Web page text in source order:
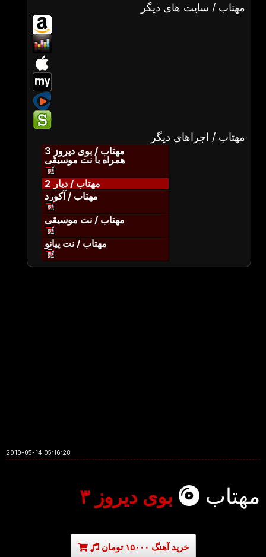
مهتاب / سایت های دیگر
مهتاب / اجراهای دیگر
مهتاب / بوی دیروز 3
همراه با نت موسیقی
مهتاب / دیار 2
مهتاب / آکورد
مهتاب / نت موسیقی
مهتاب / نت پیانو
2010-05-14 05:16:28
مهتاب بوی دیروز ۳
خرید آهنگ ۱۵۰۰۰ تومان